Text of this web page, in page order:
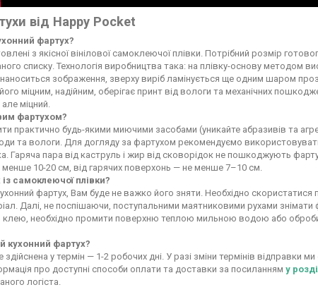
від Happy Pocket
фартух?
з якісної вінілової самоклеючої плівки. Потрібний розмір
списку. Технологія виробництва така: на плівку-основу методом
зображення, зверху виріб ламінується ще одним шаром
міцним, надійним, оберігає принт від вологи та механічних
міцний.
фартухом?
практично будь-якими миючими засобами (уникайте абразивів та
та вологи. Для догляду за фартухом рекомендуємо
Гаряча пара від каструль і жир від сковорідок не пошкоджують
10-20 см, від гарячих поверхонь — не менше 7–10 см.
самоклеючої плівки?
фартух, Вам буде не важко його зняти. Необхідно
Далі, не поспішаючи, поступальними маятниковими рухами знімати
клею, необхідно промити поверхню теплою мильною водою або
кухонний фартух?
у термін — 1-2 робочих дні. У разі зміни термінів відправки
про доступні способи оплати та доставки за посиланням у
логіста.